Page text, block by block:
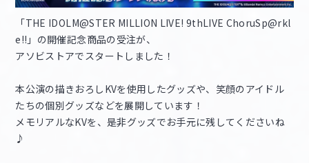
「THE IDOLM@STER MILLION LIVE! 9thLIVE ChoruSp@rkl
e!!」の開催記念商品の受注が、
アソビストアでスタートしました！
本公演の描きおろしKVを使用したグッズや、笑顔のアイドル
たちの個別グッズなどを展開しています！
メモリアルなKVを、是非グッズでお手元に残してくださいね
♪